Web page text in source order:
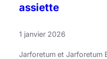
assiette
1 janvier 2026
Jarforetum et Jarforetum